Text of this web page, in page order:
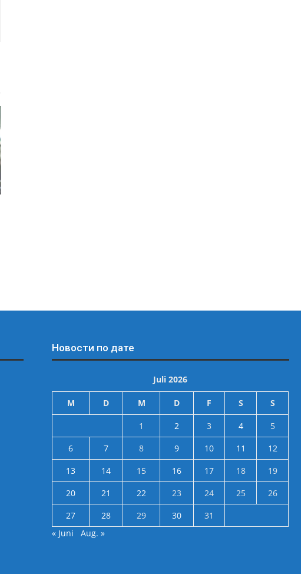
Новости по дате
Juli 2026
M D M D F S S
1 2 3 4
5
6
7 8 9 10 11
12
13
14 15 16 17 18
19
20
21 22 23 24 25
26
27
28 29 30
31
« Juni
Aug. »